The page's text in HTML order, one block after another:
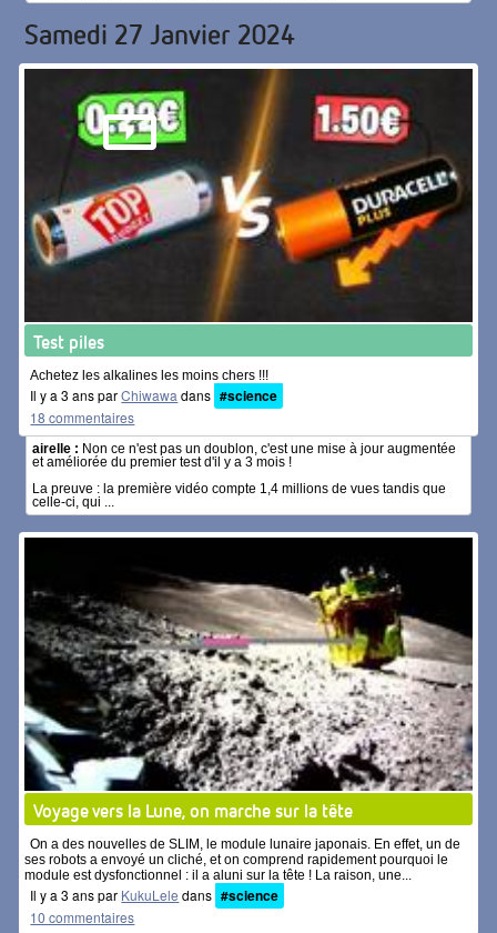
Samedi 27 Janvier 2024
Test piles
Achetez les alkalines les moins chers !!!
Il y a 3 ans parChiwawa dans #science
18 commentaires
airelle : Non ce n'est pas un doublon, c'est une mise à jour augmentée
et améliorée du premier test d'il y a 3 mois !
La preuve : la première vidéo compte 1,4 millions de vues tandis que
celle-ci, qui ...
Voyage vers la Lune, on marche sur la tête
On a des nouvelles de SLIM, le module lunaire japonais. En effet, un de
ses robots a envoyé un cliché, et on comprend rapidement pourquoi le
module est dysfonctionnel : il a aluni sur la tête ! La raison, une...
Il y a 3 ans par KukuLele dans #science
10 commentaires